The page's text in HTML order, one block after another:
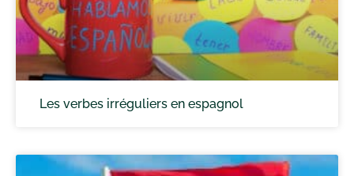
Les verbes irréguliers en espagnol